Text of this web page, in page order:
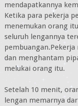
mendapatkannya
Ketika para pekerja
menemukan orang
seluruh lengannya
dan menghantam
melukai orang itu.
Setelah 10 menit,
lengan memarnya